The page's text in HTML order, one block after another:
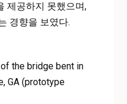
제공하지 못했으며,
경향을 보였다.
the bridge bent in
GA (prototype